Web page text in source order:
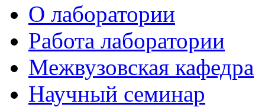
О лаборатории
Работа лаборатории
Межвузовская кафедра
Научный семинар